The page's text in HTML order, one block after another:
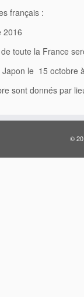
français :
2016
toute la France
le 15 octobre
sont donnés par
©